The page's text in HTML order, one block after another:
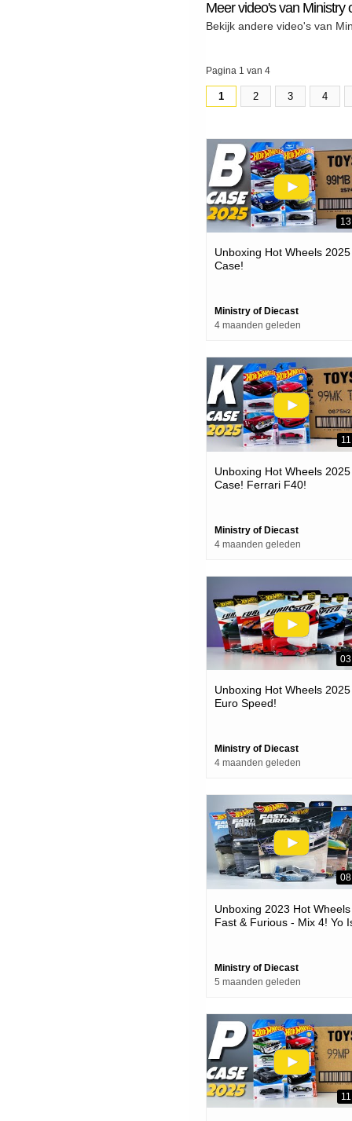
Meer video's van Ministry
Bekijk andere video's van
Pagina 1 van 4
1 2 3 4
Unboxing Hot Wheels
Case!
Ministry of Diecast
4 maanden geleden
Unboxing Hot Wheels
Case! Ferrari F40!
Ministry of Diecast
4 maanden geleden
Unboxing Hot Wheels
Euro Speed!
Ministry of Diecast
4 maanden geleden
Unboxing 2023 Hot Wheels
Fast & Furious - Mix 4! Yo
Ministry of Diecast
5 maanden geleden